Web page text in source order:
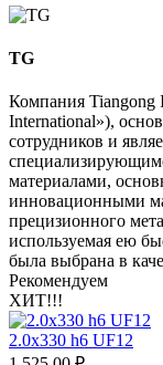
TG
Компания Tiangong
International»),
сотрудников и
материалами,
инновационными
прецизионного
используемая ею
была выбрана в
Рекомендуем
ХИТ!!!
2.0х330 h6 UF12